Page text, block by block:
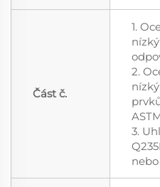
Část č.
1.
2.
3.
nebo